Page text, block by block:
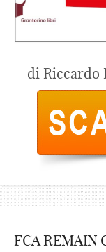
di Riccardo
FCA REMAIN